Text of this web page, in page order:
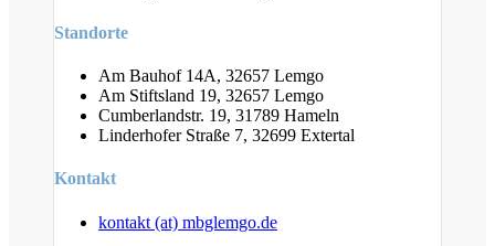
Standorte
Am Bauhof 14A, 32657 Lemgo
Am Stiftsland 19, 32657 Lemgo
Cumberlandstr. 19, 31789 Hameln
Linderhofer Straße 7, 32699 Extertal
Kontakt
kontakt (at) mbglemgo.de